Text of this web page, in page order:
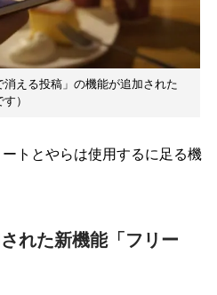
消える投稿」の機能が追加された
）
トとやらは使用するに足る機
れた新機能「フリー